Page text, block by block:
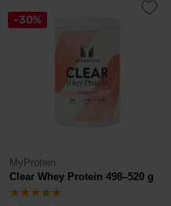
-30%
MyProtein
Clear Whey Protein 498–520 g